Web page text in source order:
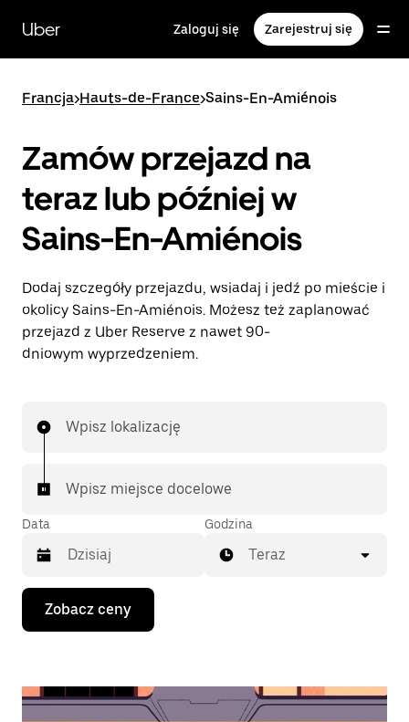
głównej
zawartości
Uber Zaloguj się Zarejestruj się
Francja>Hauts-de-France>Sains-En-Amiénois
Zamów przejazd na
teraz lub później w
Sains-En-Amiénois
Dodaj szczegóły przejazdu, wsiadaj i jedź po mieście i
okolicy Sains-En-Amiénois. Możesz też zaplanować
przejazd z Uber Reserve z nawet 90-
dniowym wyprzedzeniem.
Wpisz lokalizację
Wpisz miejsce docelowe
Data
Naciśnij
klawisz
strzałki
do
Godzina
Teraz
Zobacz ceny